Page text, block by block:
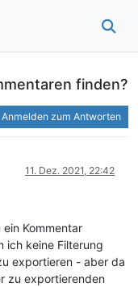
finden?
Anmelden zum Antworten
11. Dez. 2021, 22:42
Kommentar
ich keine Filterung
exportieren - aber da
zu exportierenden